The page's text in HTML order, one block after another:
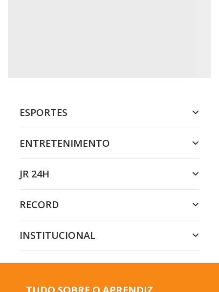
ESPORTES
ENTRETENIMENTO
JR 24H
RECORD
INSTITUCIONAL